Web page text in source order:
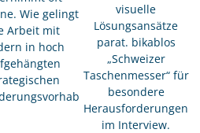
Wie gelingt
Arbeit mit
in hoch
visuelle
Lösungsansätze
parat. bikablos
„Schweizer
Taschenmesser“ für
besondere
Herausforderungen
im Interview.